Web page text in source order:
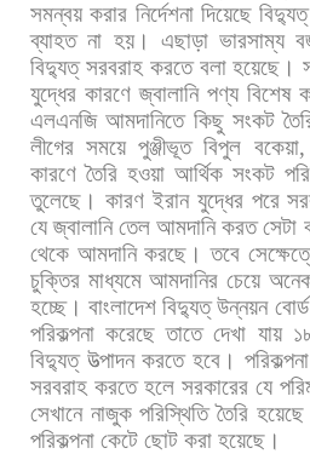
সমন্বয় করার নির্দেশনা দিয়েছে বিদ্যুত্
ব্যাহত না হয়। এছাড়া ভারসাম্য
বিদ্যুত্ সরবরাহ করতে বলা হয়েছে।
যুদ্ধের কারণে জ্বালানি পণ্য বিশেষ
এলএনজি আমদানিতে কিছু সংকট
লীগের সময়ে পুঞ্জীভূত বিপুল বকেয়া,
কারণে তৈরি হওয়া আর্থিক সংকট
তুলেছে। কারণ ইরান যুদ্ধের পরে
যে জ্বালানি তেল আমদানি করত সেটা
থেকে আমদানি করছে। তবে
চুক্তির মাধ্যমে আমদানির চেয়ে
হচ্ছে। বাংলাদেশ বিদ্যুত্ উন্নয়ন বোর্ড
পরিকল্পনা করেছে তাতে দেখা যায়
বিদ্যুত্ উত্পাদন করতে হবে। পরিকল্পনা
সরবরাহ করতে হলে সরকারের যে
সেখানে নাজুক পরিস্থিতি তৈরি
পরিকল্পনা কেটে ছোট করা হয়েছে।